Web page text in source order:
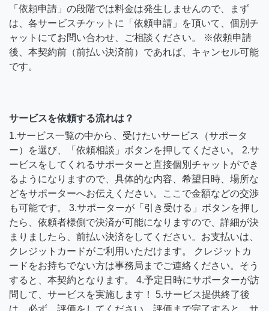
「依頼申請」の段階では料金は発生しませんので、まず
は、各サービスチケットに「依頼申請」を頂いて、個別チ
ャットにてお問い合わせ、ご相談ください。 ※依頼申請
後、本契約前（前払い決済前）であれば、キャンセル可能
です。
サービスを依頼する流れは？
1.サービス一覧の中から、受けたいサービス（サポータ
ー）を選び、「依頼相談」ボタンを押してください。 2.サ
ービスをしてくれるサポーターと直接個別チャットができ
るようになりますので、具体的な内容、希望日時、場所な
どをサポーターへお伝えください。ここで金額などの交渉
も可能です。 3.サポーターが「引き受ける」ボタンを押し
たら、依頼者様側で決済が可能になりますので、詳細が決
まりましたら、前払い決済をしてください。お支払いは、
クレジットカードがご利用いただけます。 クレジットカ
ードをお持ちでない方は事務局までご連絡ください。そう
すると、本契約となります。 4.予定日時にサポーターが訪
問して、サービスを実施します！ 5.サービス提供終了後
は、必ず、評価をしてください。評価まで完了すると、サ